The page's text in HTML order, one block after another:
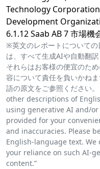
Technology
Development
6.1.12 Saab AB 7 市場機
※英文のレポートについて
は、すべて生成AIや自動翻
それらはお客様の便宜のた
容について責任を負いかね
語の原文をご参照ください
other descriptions of
using generative AI and/
provided for your
and inaccuracies. Please
English-language text.
your reliance on such AI-
content.”